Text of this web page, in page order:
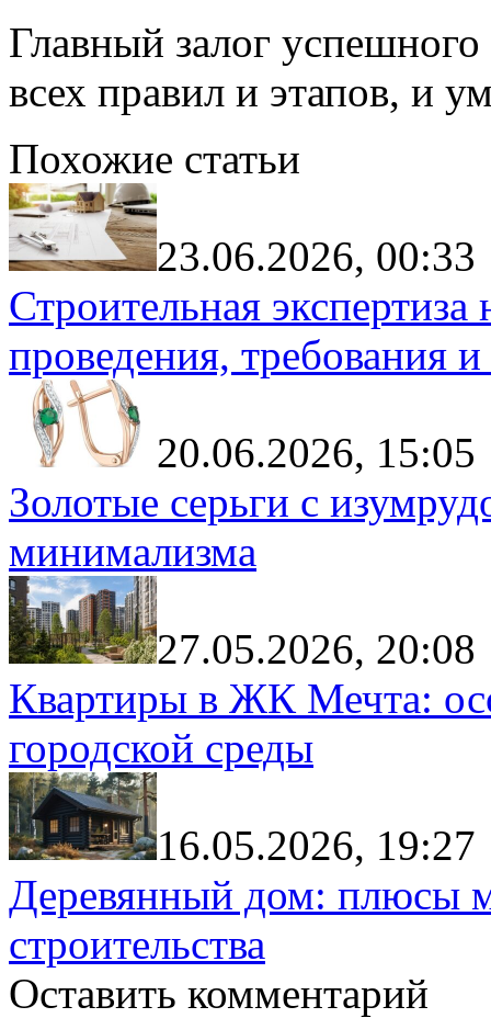
Главный залог
всех правил и этапов, и
Похожие статьи
23.06.2026, 00:33
Строительная
проведения, требования
20.06.2026, 15:05
Золотые серьги с
минимализма
27.05.2026, 20:08
Квартиры в ЖК Мечта:
городской среды
16.05.2026, 19:27
Деревянный дом: плюсы
строительства
Оставить комментарий